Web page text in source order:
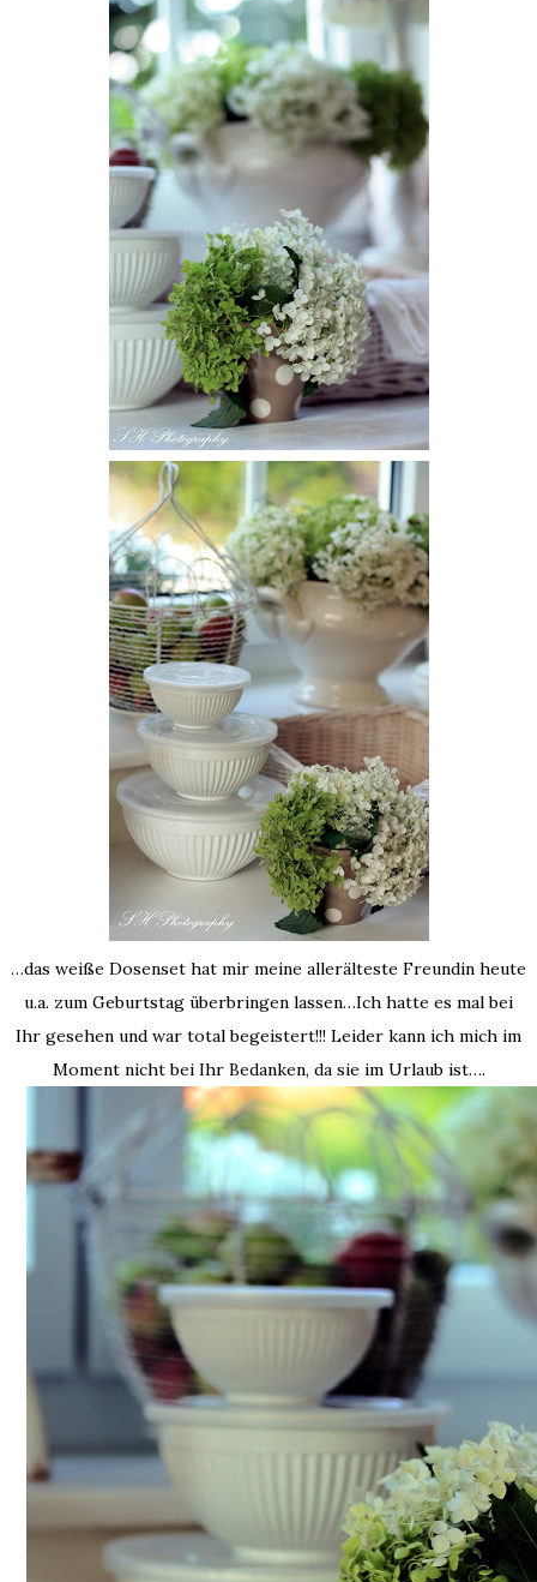
…das weiße Dosenset hat mir meine allerälteste Freundin heute
u.a. zum Geburtstag überbringen lassen…Ich hatte es mal bei
Ihr gesehen und war total begeistert!!! Leider kann ich mich im
Moment nicht bei Ihr Bedanken, da sie im Urlaub ist….